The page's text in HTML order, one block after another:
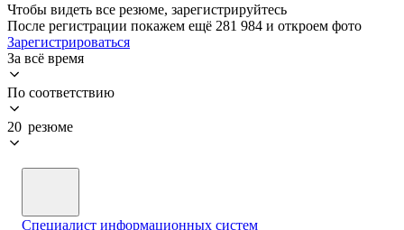
Чтобы видеть все резюме, зарегистрируйтесь
После регистрации покажем ещё 281 984 и откроем фото
Зарегистрироваться
За всё время
По соответствию
20 резюме
Специалист информационных систем